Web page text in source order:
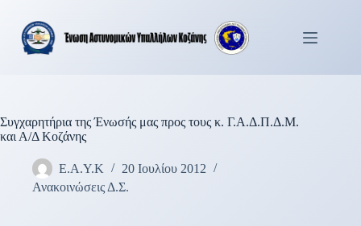
περιεχόμενο
Συγχαρητήρια της Ένωσής μας προς τους κ. Γ.Α.Δ.Π.Δ.Μ.
και Α/Δ Κοζάνης
Ε.Α.Υ.Κ
20 Ιουλίου 2012
Ανακοινώσεις Δ.Σ.